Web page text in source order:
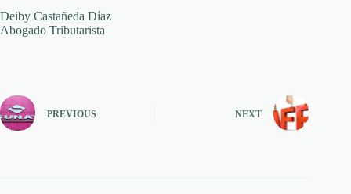
Deiby Castañeda Díaz
Abogado Tributarista
PREVIOUS NEXT